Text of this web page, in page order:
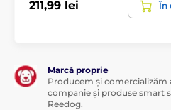
211,99 lei În
Marcă proprie
Producem și comercializăm
companie și produse smart
Reedog.